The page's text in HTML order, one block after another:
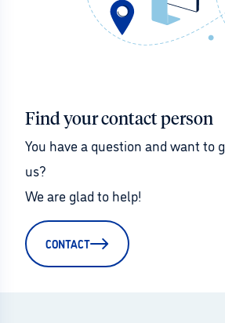
Find your contact person
You have a question and want to
us?
We are glad to help!
CONTACT